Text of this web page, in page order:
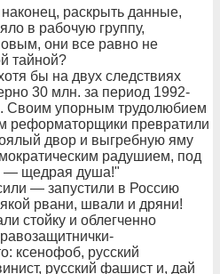
раскрыть данные,
в рабочую группу,
они все равно не
тайной?
бы на двух следствиях
30 млн. за период 1992-
Своим упорным трудолюбием
реформаторщики превратили
двор и выгребную яму
радушием, под
— щедрая душа!"
— запустили в Россию
рвани, швали и дряни!
стойку и облегченно
ксенофоб, русский
русский фашист и, дай